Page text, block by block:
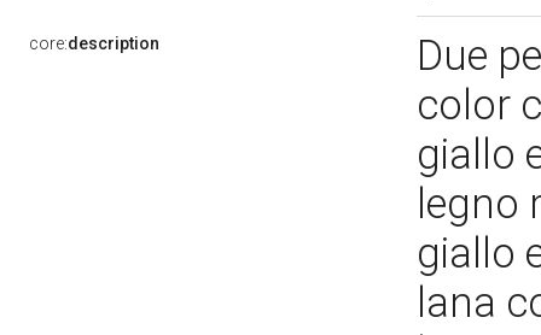
core:description
Due
color
giallo
legno
giallo
lana